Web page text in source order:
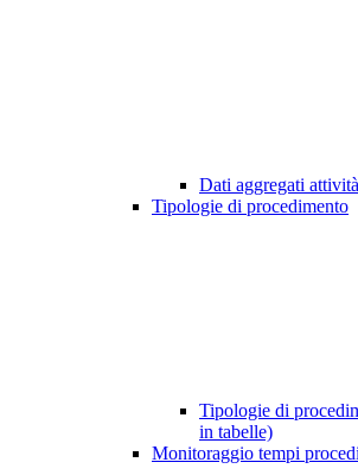
Dati aggregati
Tipologie di procedimento
Tipologie di
in tabelle)
Monitoraggio tempi